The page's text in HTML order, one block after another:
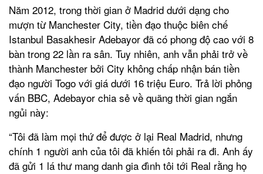
Năm 2012, trong thời gian ở Madrid dưới dạng cho
mượn từ Manchester City, tiền đạo thuộc biên chế
Istanbul Basakhesir Adebayor đã có phong độ cao với 8
bàn trong 22 lần ra sân. Tuy nhiên, anh vẫn phải trở về
thành Manchester bởi City không chấp nhận bán tiền
đạo người Togo với giá dưới 16 triệu Euro. Trả lời phỏng
vấn BBC, Adebayor chia sẻ về quãng thời gian ngắn
ngủi này:
“Tôi đã làm mọi thứ để được ở lại Real Madrid, nhưng
chính 1 người anh của tôi đã khiến tôi phải ra đi. Anh ấy
đã gửi 1 lá thư mang danh gia đình tôi tới Real rằng họ